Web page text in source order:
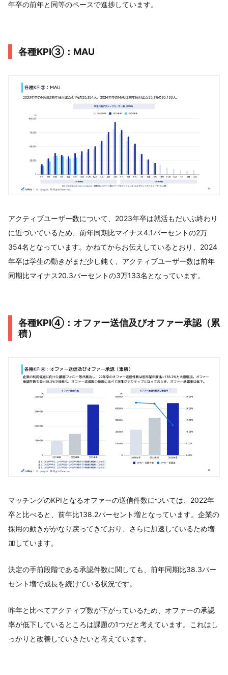
年卒の前年と同等のペースで進捗しています。
各種KPI③：MAU
アクティブユーザー数について、2023年卒は就活もだいぶ終わり
に近づいているため、前年同期比マイナス4.1パーセントの2万
354名となっています。かねてからお伝えしているとおり、2024
年卒は学生の動きがまだ少し鈍く、アクティブユーザー数は前年
同期比マイナス20.3パーセントの3万133名となっています。
各種KPI④：オファー送信及びオファー承認（累
積）
マッチングのKPIとなるオファーの送信件数については、2022年
卒と比べると、前年比138.2パーセント増となっています。企業の
採用の動きがかなり戻ってきており、さらに加速しているため増
加しています。
決定の手前段階である承認件数に関しても、前年同期比38.3パー
セント増で成長を続けている状況です。
昨年と比べてアクティブ数が下がっているため、オファーの承認
率が低下しているところは課題の1つだと考えています。これはし
っかりと改善していきたいと考えています。